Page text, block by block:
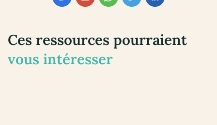
Ces ressources pourraient
vous intéresser